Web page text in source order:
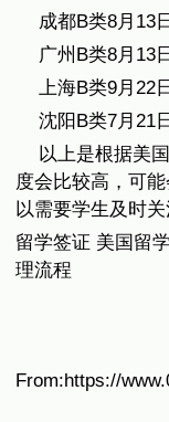
成都B类8月13
广州B类8月13
上海B类9月22
沈阳B类7月21
以上是根据美
度会比较高，可
以需要学生及时
留学签证 美国留
理流程
From:https://